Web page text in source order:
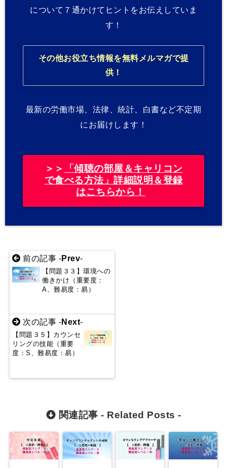
について７通かけてヒントをお伝えしていま
す！
その他お役立ち情報を無料メルマガで提
供！
最新の労働市場、法律、統計、白書など不定期
にお届けします！
＞＞
「傾聴の部屋＆キャリコン
で食べる方法」詳細説明＆登録
はこちらから！
前の記事 -Prev-
【問題３３】環境への
働きかけ（重要度：
A、難易度：易）
次の記事 -Next-
【問題３５】カウンセ
リングの技能（重要
度：S、難易度：易）
関連記事 - Related Posts -